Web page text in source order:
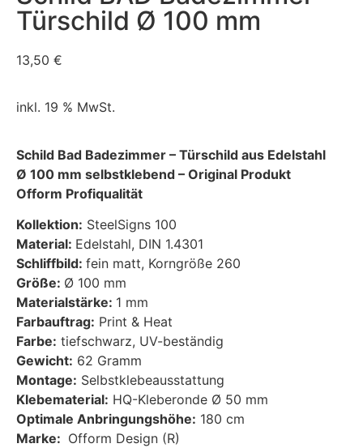
Türschild Ø 100 mm
13,50 €
inkl. 19 % MwSt.
Schild Bad Badezimmer – Türschild aus Edelstahl
Ø 100 mm selbstklebend – Original Produkt
Ofform Profiqualität
Kollektion: SteelSigns 100
Material: Edelstahl, DIN 1.4301
Schliffbild: fein matt, Korngröße 260
Größe: Ø 100 mm
Materialstärke: 1 mm
Farbauftrag: Print & Heat
Farbe: tiefschwarz, UV-beständig
Gewicht: 62 Gramm
Montage: Selbstklebeausstattung
Klebematerial: HQ-Kleberonde Ø 50 mm
Optimale Anbringungshöhe: 180 cm
Marke: Ofform Design (R)